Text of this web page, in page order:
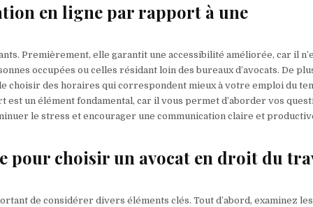
en ligne par rapport à une
Premièrement, elle garantit une accessibilité améliorée, car il
occupées ou celles résidant loin des bureaux d’avocats. De
choisir des horaires qui correspondent mieux à votre emploi du
est un élément fondamental, car il vous permet d’aborder vos
le stress et encourager une communication claire et
pour choisir un avocat en droit du
de considérer divers éléments clés. Tout d’abord, examinez les